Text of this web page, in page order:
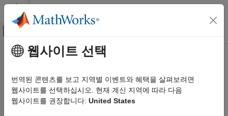
콘텐츠로 바로 가기
오프캔버스 탐색 메뉴 토글
문서 홈
외부 언어 인터페이스
MATLAB과 C
주요 콘텐츠
libfunctions
공유 C 라이브러리의 함수에 대한 정보 반환
웹사이트 선택
번역된 콘텐츠를 보고 지역별 이벤트와 혜택을 살펴보려면
웹사이트를 선택하십시오. 현재 계신 지역에 따라 다음
웹사이트를 권장합니다: United States